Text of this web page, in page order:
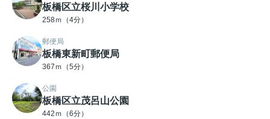
板橋区立桜川小学校
258ｍ（4分）
郵便局
板橋東新町郵便局
367ｍ（5分）
公園
板橋区立茂呂山公園
442ｍ（6分）